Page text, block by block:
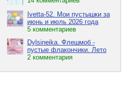
Ivetta-52. Мои пустышки за
июнь и июль 2026 года
5 комментариев
Dylsineika. Флешмоб -
пустые флакончики. Лето
2 комментария